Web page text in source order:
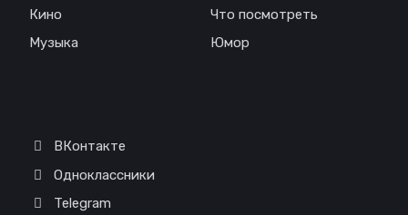
Кино
Музыка
Что посмотреть
Юмор
ВКонтакте
Одноклассники
Telegram